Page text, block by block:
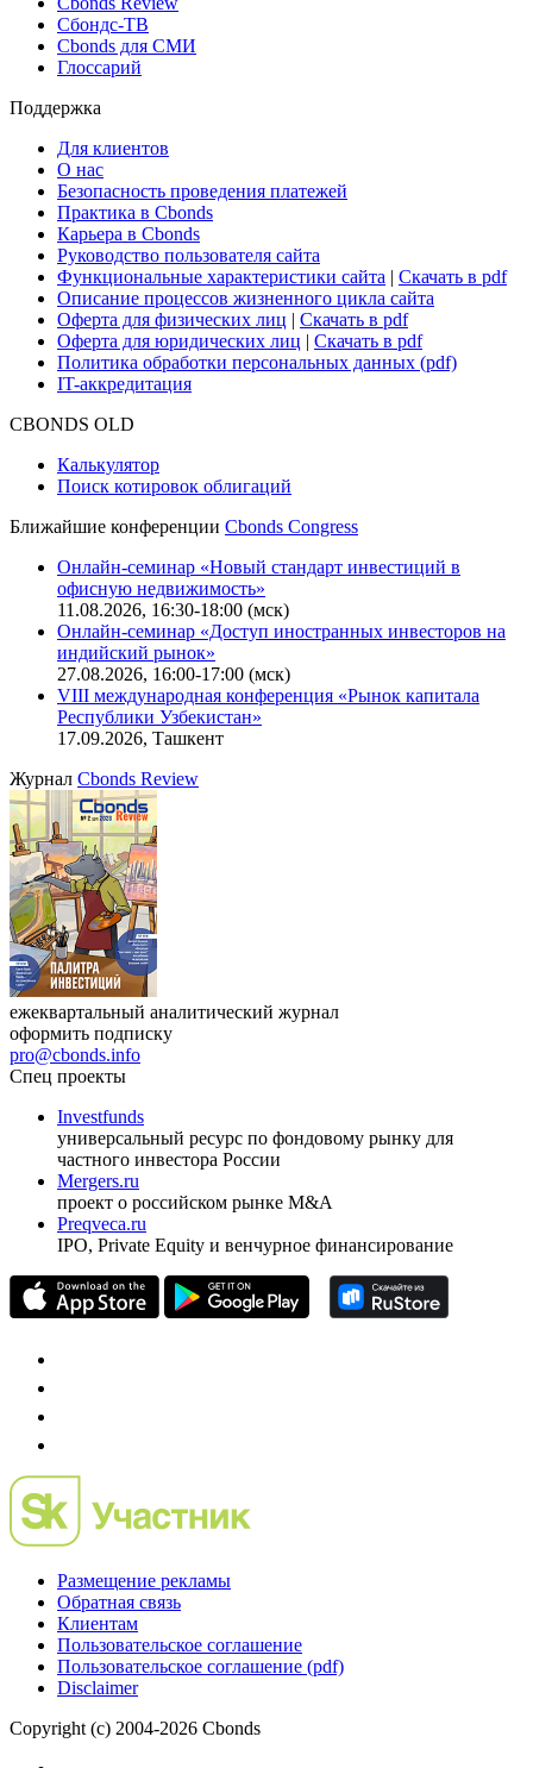
Сбондс-ТВ
Cbonds для СМИ
Глоссарий
Поддержка
Для клиентов
О нас
Безопасность проведения платежей
Практика в Cbonds
Карьера в Cbonds
Руководство пользователя сайта
Функциональные характеристики сайта | Скачать в pdf
Описание процессов жизненного цикла сайта
Оферта для физических лиц | Скачать в pdf
Оферта для юридических лиц | Скачать в pdf
Политика обработки персональных данных (pdf)
IT-аккредитация
CBONDS OLD
Калькулятор
Поиск котировок облигаций
Ближайшие конференции Cbonds Congress
Онлайн-семинар «Новый стандарт инвестиций в
офисную недвижимость»
11.08.2026, 16:30-18:00 (мск)
Онлайн-семинар «Доступ иностранных инвесторов на
индийский рынок»
27.08.2026, 16:00-17:00 (мск)
VIII международная конференция «Рынок капитала
Республики Узбекистан»
17.09.2026, Ташкент
Журнал Cbonds Review
ежеквартальный аналитический журнал
оформить подписку
pro@cbonds.info
Спец проекты
Investfunds
универсальный ресурс по фондовому рынку для
частного инвестора России
Mergers.ru
проект о российском рынке M&A
Preqveca.ru
IPO, Private Equity и венчурное финансирование
Размещение рекламы
Обратная связь
Клиентам
Пользовательское соглашение
Пользовательское соглашение (pdf)
Disclaimer
Copyright (c) 2004-2026 Cbonds